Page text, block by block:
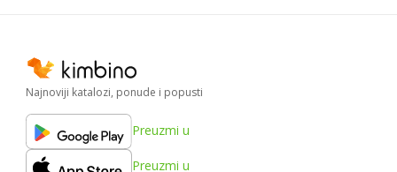
Najnoviji katalozi, ponude i popusti
Preuzmi u
Preuzmi u